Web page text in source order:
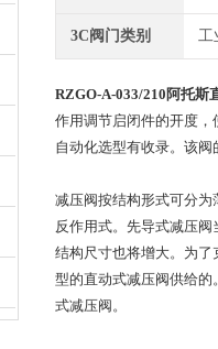
3C阀门类别 工
RZGO-A-033/210阿托斯
作用调节启闭件的开度
自动化选型有收录。该
减压阀按结构形式可分
反作用式。先导式减压
结构尺寸也将增大。为
型的直动式减压阀供给
式减压阀。